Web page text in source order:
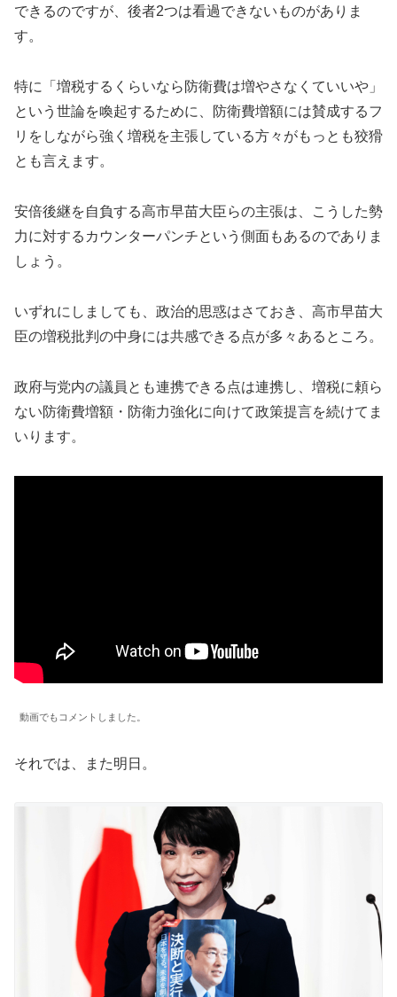
できるのですが、後者2つは看過できないものがありま
す。
特に「増税するくらいなら防衛費は増やさなくていいや」
という世論を喚起するために、防衛費増額には賛成するフ
リをしながら強く増税を主張している方々がもっとも狡猾
とも言えます。
安倍後継を自負する高市早苗大臣らの主張は、こうした勢
力に対するカウンターパンチという側面もあるのでありま
しょう。
いずれにしましても、政治的思惑はさておき、高市早苗大
臣の増税批判の中身には共感できる点が多々あるところ。
政府与党内の議員とも連携できる点は連携し、増税に頼ら
ない防衛費増額・防衛力強化に向けて政策提言を続けてま
いります。
動画でもコメントしました。
それでは、また明日。